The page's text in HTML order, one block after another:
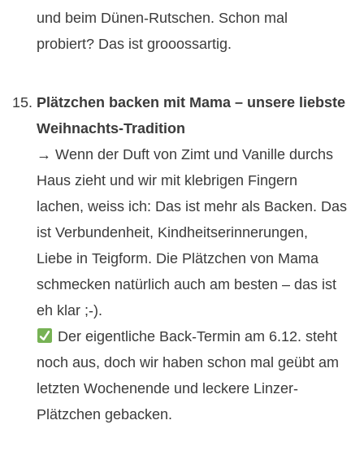
und beim Dünen-Rutschen. Schon mal
probiert? Das ist grooossartig.
Plätzchen backen mit Mama – unsere liebste
Weihnachts-Tradition
→ Wenn der Duft von Zimt und Vanille durchs
Haus zieht und wir mit klebrigen Fingern
lachen, weiss ich: Das ist mehr als Backen. Das
ist Verbundenheit, Kindheitserinnerungen,
Liebe in Teigform. Die Plätzchen von Mama
schmecken natürlich auch am besten – das ist
eh klar ;-).
Der eigentliche Back-Termin am 6.12. steht
noch aus, doch wir haben schon mal geübt am
letzten Wochenende und leckere Linzer-
Plätzchen gebacken.